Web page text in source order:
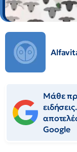
Μάθε
Google